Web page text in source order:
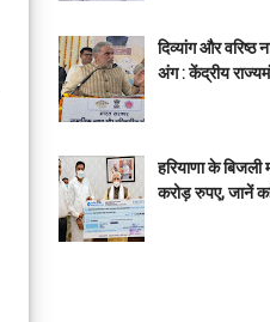
दिव्यांग और वरिष्ठ
अंग : केंद्रीय
हरियाणा के बिजली
करोड़ रुपए, जानें